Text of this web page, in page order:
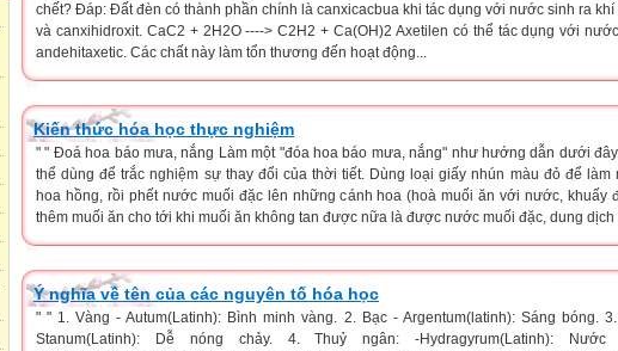
chết? Đáp: Đất đèn có thành phần chính là canxicacbua khi tác dụng với nước sinh ra khí
và canxihidroxit. CaC2 + 2H2O ----> C2H2 + Ca(OH)2 Axetilen có thể tác dụng với
andehitaxetic. Các chất này làm tổn thương đến hoạt động...
Kiến thức hóa học thực nghiệm
" " Đoá hoa báo mưa, nắng Làm một "đóa hoa báo mưa, nắng" như hướng dẫn dưới
thể dùng để trắc nghiệm sự thay đổi của thời tiết. Dùng loại giấy nhún màu đỏ để làm
hoa hồng, rồi phết nước muối đặc lên những cánh hoa (hoà muối ăn với nước, khuấy
thêm muối ăn cho tới khi muối ăn không tan được nữa là được nước muối đặc, dung dịch
Ý nghĩa về tên của các nguyên tố hóa học
" " 1. Vàng - Autum(Latinh): Bình minh vàng. 2. Bạc - Argentum(latinh): Sáng bóng.
Stanum(Latinh): Dễ nóng chảy. 4. Thuỷ ngân: -Hydragyrum(Latinh):